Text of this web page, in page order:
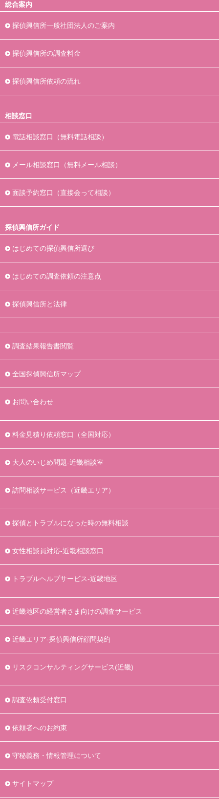
総合案内
探偵興信所一般社団法人のご案内
探偵興信所の調査料金
探偵興信所依頼の流れ
相談窓口
電話相談窓口（無料電話相談）
メール相談窓口（無料メール相談）
面談予約窓口（直接会って相談）
探偵興信所ガイド
はじめての探偵興信所選び
はじめての調査依頼の注意点
探偵興信所と法律
調査結果報告書閲覧
全国探偵興信所マップ
お問い合わせ
料金見積り依頼窓口（全国対応）
大人のいじめ問題-近畿相談室
訪問相談サービス（近畿エリア）
探偵とトラブルになった時の無料相談
女性相談員対応-近畿相談窓口
トラブルヘルプサービス-近畿地区
近畿地区の経営者さま向けの調査サービス
近畿エリア-探偵興信所顧問契約
リスクコンサルティングサービス(近畿)
調査依頼受付窓口
依頼者へのお約束
守秘義務・情報管理について
サイトマップ